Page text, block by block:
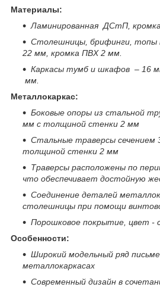
Материалы:
Ламинированная ДСтП,
Столешницы, брифинги,
22 мм, кромка ПВХ 2 мм.
Каркасы тумб и шкафов – 16
мм.
Металлокаркас:
Боковые опоры из стальной
мм с толщиной стенки 2 мм
Стальные траверсы сечением
толщиной стенки 2 мм
Траверсы расположены по
что обеспечивает достойную
Соединение деталей
столешницы при помощи
Порошковое покрытие, цвет -
Особенности:
Широкий модельный ряд
металлокаркасах
Современный дизайн в